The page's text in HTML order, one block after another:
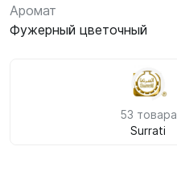
Аромат
Фужерный цветочный
53 товара
Surrati